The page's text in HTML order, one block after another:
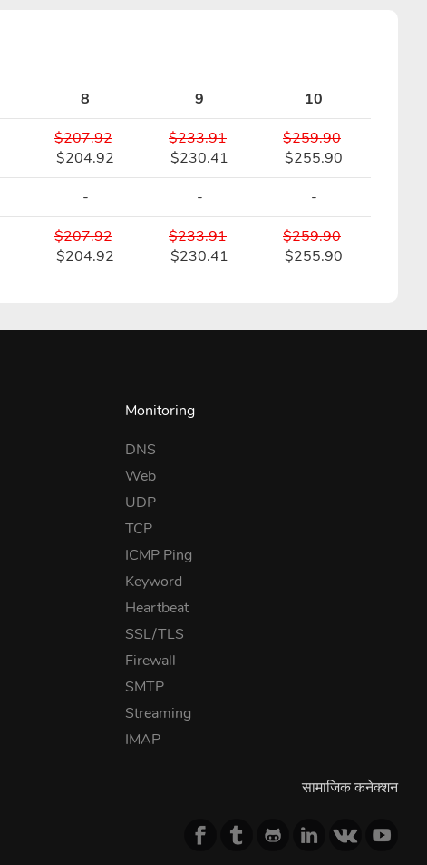
8 9
10
$207.92
$204.92
$233.91
$230.41
$259.90
$255.90
- -
-
$207.92
$204.92
$233.91
$230.41
$259.90
$255.90
Monitoring
DNS
Web
UDP
TCP
ICMP Ping
Keyword
Heartbeat
SSL/TLS
Firewall
SMTP
Streaming
IMAP
सामाजिक कनेक्शन